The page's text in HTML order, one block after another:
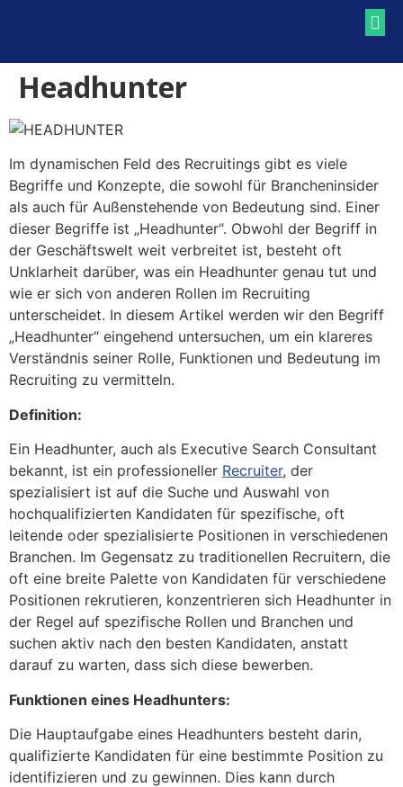
Headhunter
Im dynamischen Feld des Recruitings gibt es viele
Begriffe und Konzepte, die sowohl für Brancheninsider
als auch für Außenstehende von Bedeutung sind. Einer
dieser Begriffe ist „Headhunter“. Obwohl der Begriff in
der Geschäftswelt weit verbreitet ist, besteht oft
Unklarheit darüber, was ein Headhunter genau tut und
wie er sich von anderen Rollen im Recruiting
unterscheidet. In diesem Artikel werden wir den Begriff
„Headhunter“ eingehend untersuchen, um ein klareres
Verständnis seiner Rolle, Funktionen und Bedeutung im
Recruiting zu vermitteln.
Definition:
Ein Headhunter, auch als Executive Search Consultant
bekannt, ist ein professioneller Recruiter, der
spezialisiert ist auf die Suche und Auswahl von
hochqualifizierten Kandidaten für spezifische, oft
leitende oder spezialisierte Positionen in verschiedenen
Branchen. Im Gegensatz zu traditionellen Recruitern, die
oft eine breite Palette von Kandidaten für verschiedene
Positionen rekrutieren, konzentrieren sich Headhunter in
der Regel auf spezifische Rollen und Branchen und
suchen aktiv nach den besten Kandidaten, anstatt
darauf zu warten, dass sich diese bewerben.
Funktionen eines Headhunters:
Die Hauptaufgabe eines Headhunters besteht darin,
qualifizierte Kandidaten für eine bestimmte Position zu
identifizieren und zu gewinnen. Dies kann durch